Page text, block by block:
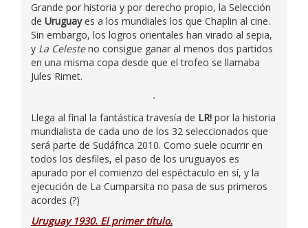
Grande por historia y por derecho propio, la Selección
de Uruguayes a los mundiales los que Chaplin al cine.
Sin embargo, los logros orientales han virado al sepia,
y La Celesteno consigue ganar al menos dos partidos
en una misma copa desde que el trofeo se llamaba
Jules Rimet.
Llega al final la fantástica travesía de LR! por la historia
mundialista de cada uno de los 32 seleccionados que
será parte de Sudáfrica 2010. Como suele ocurrir en
todos los desfiles, el paso de los uruguayos es
apurado por el comienzo del espéctaculo en sí, y la
ejecución de La Cumparsita no pasa de sus primeros
acordes (?)
Uruguay 1930. El primer título.